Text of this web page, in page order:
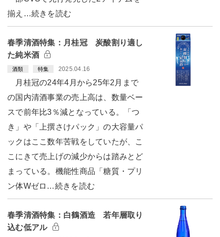
揃え…続きを読む
春季清酒特集：月桂冠 炭酸割り適し
た純米酒
酒類 特集 2025.04.16
月桂冠の24年4月から25年2月まで
の国内清酒事業の売上高は、数量ベー
スで前年比3％減となっている。「つ
き」や「上撰さけパック」の大容量パ
ックはここ数年苦戦をしていたが、こ
こにきて売上げの減少からは踏みとど
まっている。機能性商品「糖質・プリ
ン体Wゼロ…続きを読む
春季清酒特集：白鶴酒造 若年層取り
込む低アル